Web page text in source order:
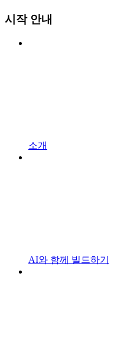
시작 안내
소개
AI와 함께 빌드하기